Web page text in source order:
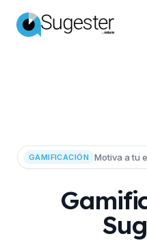
GAMIFICACIÓN Motiva a tu